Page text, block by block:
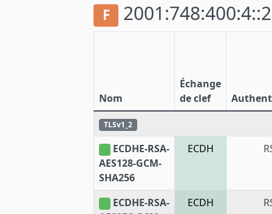
F
Nom
Échange
de clef
TLSv1_2
ECDHE-RSA-
AES128-GCM-
SHA256
ECDH
ECDHE-RSA-
ECDH